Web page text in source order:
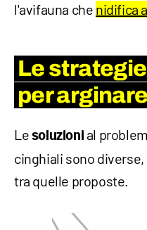
l'avifauna che nidifica
Le
per
Le soluzioni al
cinghiali sono
tra quelle proposte.